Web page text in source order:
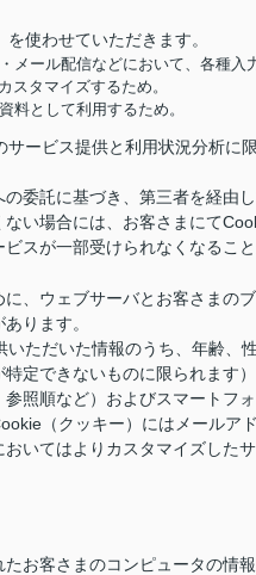
使わせていただきます。
メール配信などにおいて、各種
スタマイズするため。
料として利用するため。
ービス提供と利用状況分析に
委託に基づき、第三者を経由
い場合には、お客さまにて
スが一部受けられなくなること
、ウェブサーバとお客さまの
ります。
ただいた情報のうち、年齢、
特定できないものに限られま
照順など）およびスマートフ
（クッキー）にはメールア
いてはよりカスタマイズした
お客さまのコンピュータの情